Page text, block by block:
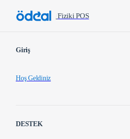
Skip to content /Fiziki POS
Giriş
Hoş Geldiniz
DESTEK